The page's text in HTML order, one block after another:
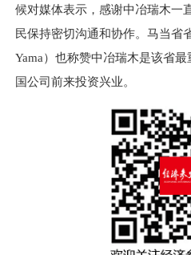
候对媒体表示，感谢中冶瑞木一
民保持密切沟通和协作。马当省
Yama）也称赞中冶瑞木是该省
国公司前来投资兴业。